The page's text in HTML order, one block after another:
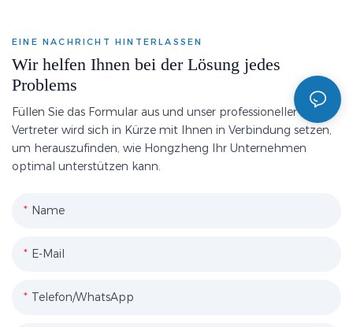
EINE NACHRICHT HINTERLASSEN
Wir helfen Ihnen bei der Lösung jedes
Problems
Füllen Sie das Formular aus und unser professioneller
Vertreter wird sich in Kürze mit Ihnen in Verbindung setzen,
um herauszufinden, wie Hongzheng Ihr Unternehmen
optimal unterstützen kann.
Name
E-Mail
Telefon/WhatsApp